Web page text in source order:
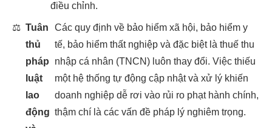
điều chỉnh.
⚖️ Tuân
thủ
pháp
luật
lao
động
Các quy định về bảo hiểm xã hội, bảo hiểm y
tế, bảo hiểm thất nghiệp và đặc biệt là thuế thu
nhập cá nhân (TNCN) luôn thay đổi. Việc thiếu
một hệ thống tự động cập nhật và xử lý khiến
doanh nghiệp dễ rơi vào rủi ro phạt hành chính,
thậm chí là các vấn đề pháp lý nghiêm trọng.